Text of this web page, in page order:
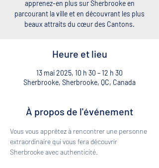
apprenez-en plus sur Sherbrooke en
parcourant la ville et en découvrant les plus
beaux attraits du cœur des Cantons.
Heure et lieu
13 mai 2025, 10 h 30 – 12 h 30
Sherbrooke, Sherbrooke, QC, Canada
À propos de l'événement
Vous vous apprêtez à rencontrer une personne
extraordinaire qui vous fera découvrir
Sherbrooke avec authenticité.